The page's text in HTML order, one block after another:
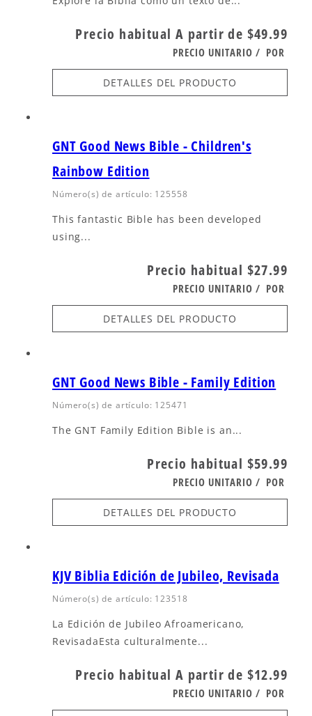
Precio habitual A partir de $49.99
PRECIO UNITARIO / POR
DETALLES DEL PRODUCTO
GNT Good News Bible - Children's
Rainbow Edition
Número(s) de artículo: 125558
This fantastic Bible has been developed
using...
Precio habitual $27.99
PRECIO UNITARIO / POR
DETALLES DEL PRODUCTO
GNT Good News Bible - Family Edition
Número(s) de artículo: 125471
The GNT Family Edition Bible is an...
Precio habitual $59.99
PRECIO UNITARIO / POR
DETALLES DEL PRODUCTO
KJV Biblia Edición de Jubileo, Revisada
Número(s) de artículo: 123518
La Edición de Jubileo Afroamericano,
RevisadaEsta culturalmente...
Precio habitual A partir de $12.99
PRECIO UNITARIO / POR